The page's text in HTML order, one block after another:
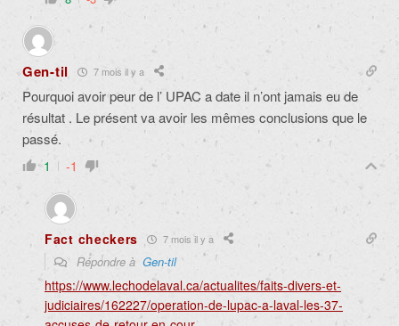
Gen-til 7 mois il y a
Pourquoi avoir peur de l’ UPAC a date il n’ont jamais eu de
résultat . Le présent va avoir les mêmes conclusions que le
passé.
1 -1
Fact checkers 7 mois il y a
Répondre à Gen-til
https://www.lechodelaval.ca/actualites/faits-divers-et-
judiciaires/162227/operation-de-lupac-a-laval-les-37-